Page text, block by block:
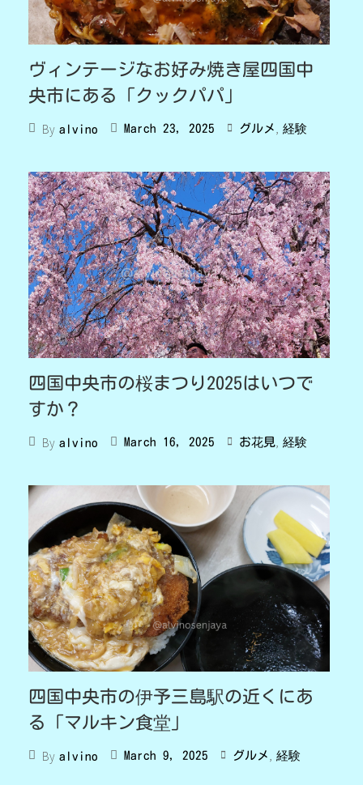
ヴィンテージなお好み焼き屋四国中
央市にある「クックパパ」
By alvino March 23, 2025 グルメ , 経験
四国中央市の桜まつり2025はいつで
すか？
By alvino March 16, 2025 お花見, 経験
四国中央市の伊予三島駅の近くにあ
る「マルキン食堂」
By alvino March 9, 2025 グルメ , 経験